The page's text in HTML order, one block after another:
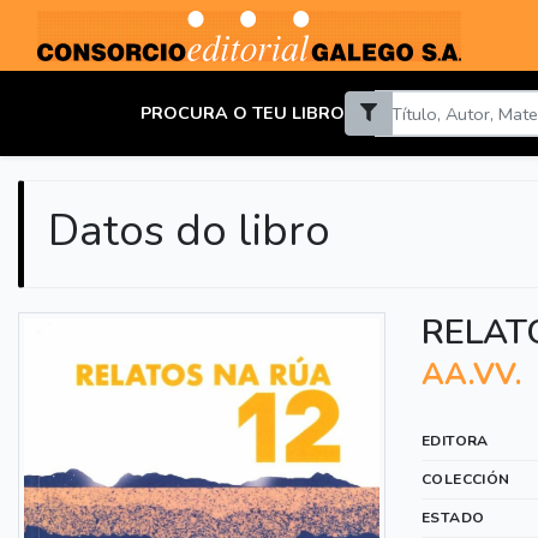
PROCURA O TEU LIBRO
Datos do libro
AA.VV.
EDITORA
COLECCIÓN
ESTADO